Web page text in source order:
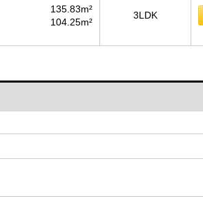
135.83m²
104.25m²
3LDK